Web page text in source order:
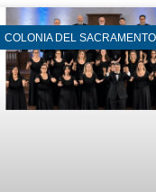
COLONIA DEL SACRAMENTO